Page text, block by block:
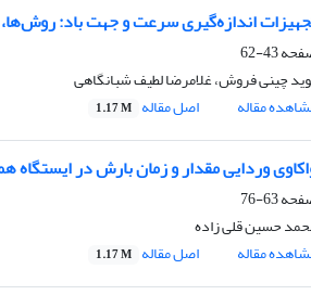
انداز‌ه‌گیری سرعت و جهت باد:
43-62
چینی فروش، غلامرضا لطیف شبانگاهی
مقاله
اصل مقاله 1.17 M
وردایی مقدار و زمان بارش در ایستگاه
63-76
حسین قلی زاده
مقاله
اصل مقاله 1.17 M